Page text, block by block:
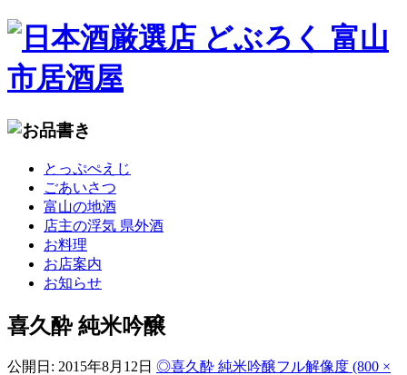
とっぷぺえじ
ごあいさつ
富山の地酒
店主の浮気 県外酒
お料理
お店案内
お知らせ
喜久酔 純米吟醸
公開日: 2015年8月12日 ◎喜久酔 純米吟醸フル解像度 (800 ×